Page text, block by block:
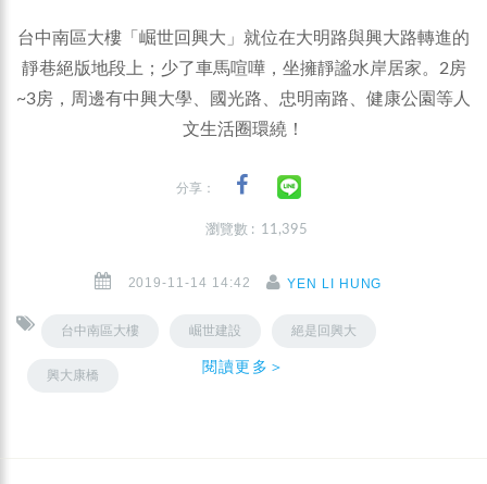
台中南區大樓「崛世回興大」就位在大明路與興大路轉進的
靜巷絕版地段上；少了車馬喧嘩，坐擁靜謐水岸居家。2房
~3房，周邊有中興大學、國光路、忠明南路、健康公園等人
文生活圈環繞！
分享：
瀏覽數 : 11,395
2019-11-14 14:42 YEN LI HUNG
台中南區大樓 崛世建設 絕是回興大
興大康橋 閱讀更多＞